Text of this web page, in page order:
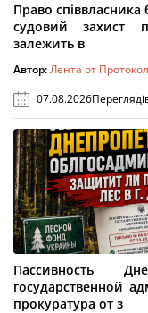
Право
судовий захист
залежить в
Автор:Лента от
07.08.2026
Пассивность
государственной
прокуратура от з